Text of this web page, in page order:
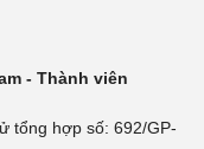
- Thành viên
tổng hợp số: 692/GP-